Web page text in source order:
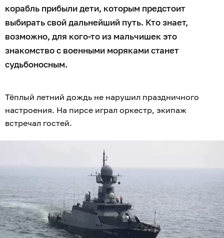
корабль прибыли дети, которым предстоит
выбирать свой дальнейший путь. Кто знает,
возможно, для кого-то из мальчишек это
знакомство с военными моряками станет
судьбоносным.
Тёплый летний дождь не нарушил праздничного
настроения. На пирсе играл оркестр, экипаж
встречал гостей.